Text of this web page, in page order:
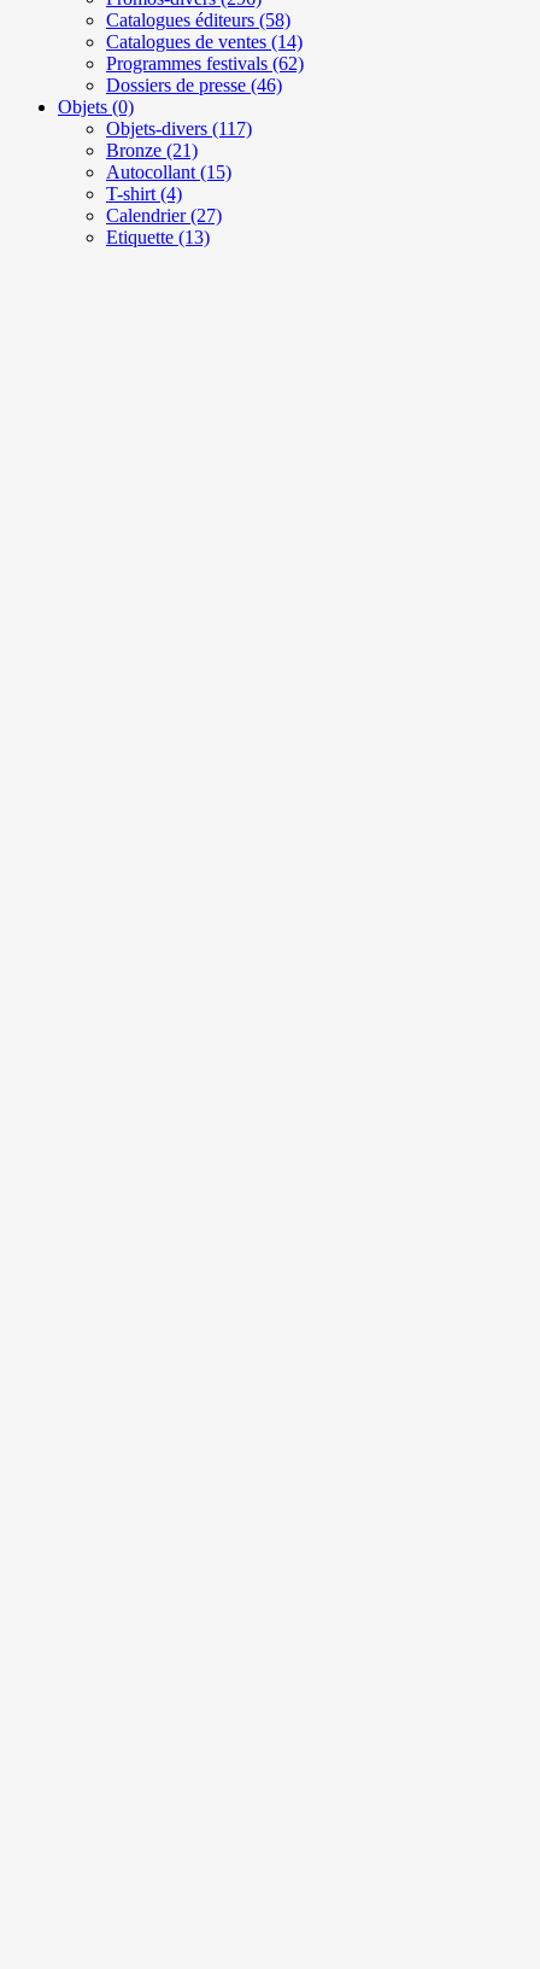
Catalogues éditeurs (58)
Catalogues de ventes (14)
Programmes festivals (62)
Dossiers de presse (46)
Objets (0)
Objets-divers (117)
Bronze (21)
Autocollant(15)
T-shirt(4)
Calendrier(27)
Etiquette (13)